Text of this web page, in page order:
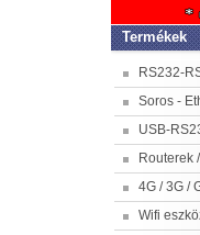
Termékek
RS232-
Soros -
USB-
Routerek
4G / 3G /
Wifi